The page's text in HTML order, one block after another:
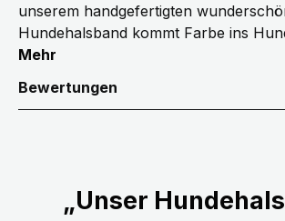
unserem handgefertigten
Hundehalsband kommt Farbe ins
Mehr
Bewertungen
„Unser